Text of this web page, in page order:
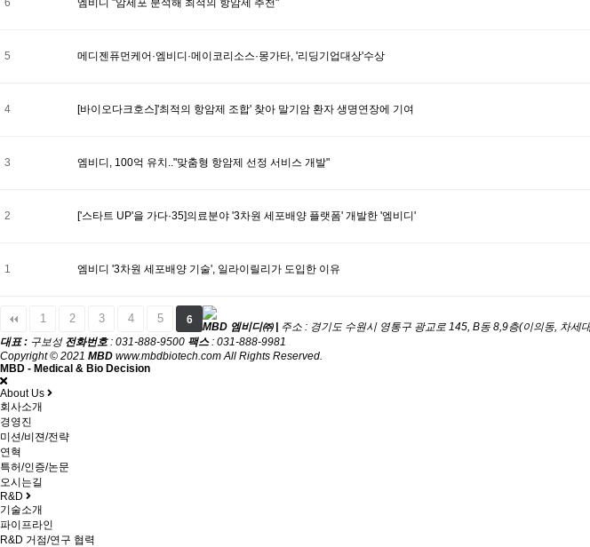
6 엠비디 "암세포 분석해 최적의 항암제 추천"
5 메디젠퓨먼케어·엠비디·메이코리소스·몽가타, '리딩기업대상'수상
4 [바이오다크호스]'최적의 항암제 조합' 찾아 말기암 환자 생명연장에 기여
3 엠비디, 100억 유치.."맞춤형 항암제 선정 서비스 개발"
2 ['스타트 UP'을 가다·35]의료분야 '3차원 세포배양 플랫폼' 개발한 '엠비디'
1 엠비디 '3차원 세포배양 기술', 일라이릴리가 도입한 이유
1 2 3 4 5 6
MBD 엠비디㈜ |
주소 : 경기도 수원시 영통구 광교로 145, B동 8,9층(이의동, 차세
대표 : 구보성 전화번호: 031-888-9500 팩스: 031-888-9981
Copyright © 2021 MBD www.mbdbiotech.com All Rights Reserved.
MBD - Medical & Bio Decision
About Us
회사소개
경영진
미션/비젼/전략
연혁
특허/인증/논문
오시는길
R&D
기술소개
파이프라인
R&D 거점/연구 협력